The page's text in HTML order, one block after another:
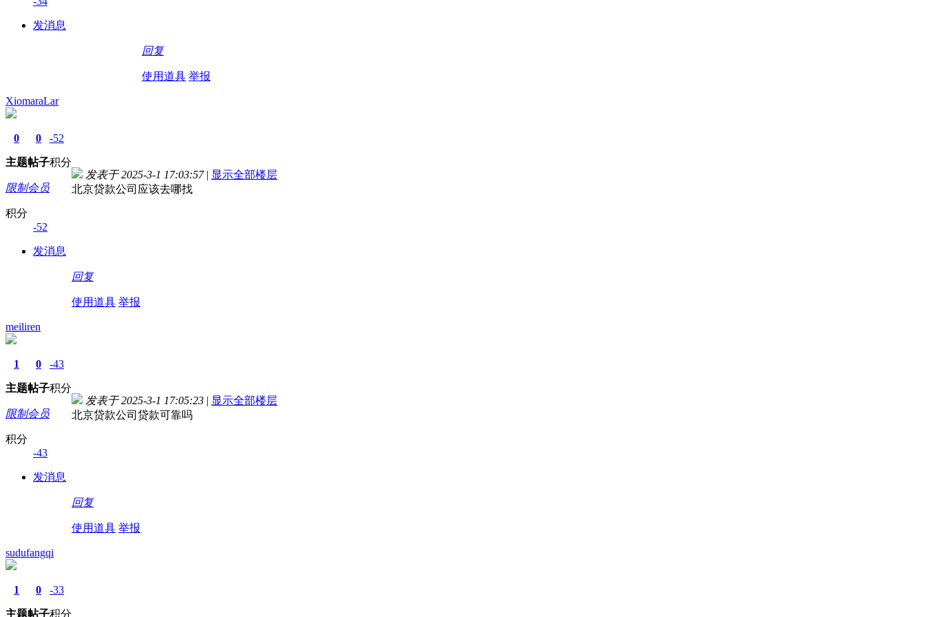
发消息
回复
使用道具 举报
XiomaraLar
0
主题
0
帖子
-52
积分
限制会员
积分
-52
发消息
发表于 2025-3-1 17:03:57 | 显示全部楼层
北京贷款公司应该去哪找
回复
使用道具 举报
meiliren
1
主题
0
帖子
-43
积分
限制会员
积分
-43
发消息
发表于 2025-3-1 17:05:23 | 显示全部楼层
北京贷款公司贷款可靠吗
回复
使用道具 举报
sudufangqi
1
主题
0
帖子
-33
积分